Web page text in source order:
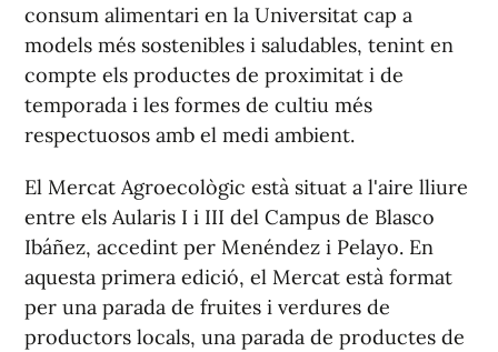
consum alimentari en la Universitat cap a
models més sostenibles i saludables, tenint en
compte els productes de proximitat i de
temporada i les formes de cultiu més
respectuosos amb el medi ambient.
El Mercat Agroecològic està situat a l'aire lliure
entre els Aularis I i III del Campus de Blasco
Ibáñez, accedint per Menéndez i Pelayo. En
aquesta primera edició, el Mercat està format
per una parada de fruites i verdures de
productors locals, una parada de productes de